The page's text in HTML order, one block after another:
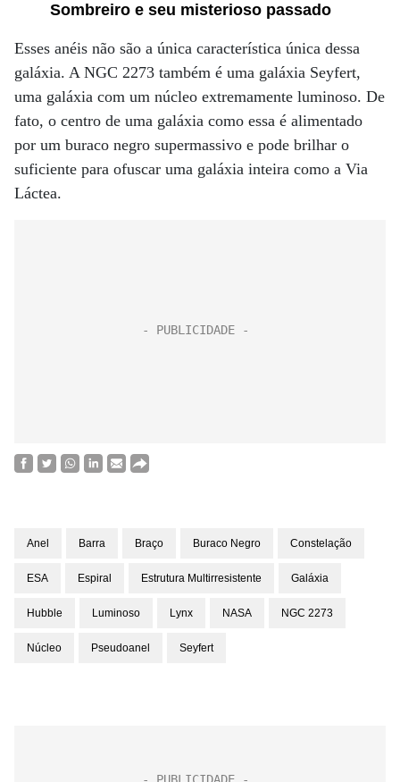
Sombreiro e seu misterioso passado
Esses anéis não são a única característica única dessa
galáxia. A NGC 2273 também é uma galáxia Seyfert,
uma galáxia com um núcleo extremamente luminoso. De
fato, o centro de uma galáxia como essa é alimentado
por um buraco negro supermassivo e pode brilhar o
suficiente para ofuscar uma galáxia inteira como a Via
Láctea.
Anel Barra Braço Buraco Negro Constelação
ESA Espiral Estrutura Multirresistente Galáxia
Hubble Luminoso Lynx NASA NGC 2273
Núcleo Pseudoanel Seyfert